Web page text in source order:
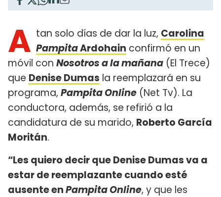
A tan solo días de dar la luz, Carolina
PampitaArdohain confirmó en un
móvil con Nosotros a la mañana (El Trece)
que Denise Dumas la reemplazará en su
programa, Pampita Online (Net Tv). La
conductora, además, se refirió a la
candidatura de su marido, Roberto García
Moritán.
“Les quiero decir que Denise Dumas va a
estar de reemplazante cuando esté
ausente enPampita Online, y que les